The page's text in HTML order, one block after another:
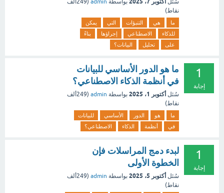
سُئل بواسطة admin
(249ألف
نقاط)
ما هي التنبؤات التي
يمكن
للذكاء
الاصطناعي إجراؤها
بناءً
على
تحليل البيانات؟
1
إجابة
ما هو الدور الأساسي للبيانات
في أنظمة الذكاء الاصطناعي؟
سُئل أكتوبر 1، 2025 بواسطة admin
(249ألف
نقاط)
ما هو الدور الأساسي
للبيانات
في
أنظمة الذكاء الاصطناعي؟
1
إجابة
لبدء دمج المراسلات فإن
الخطوة الأولى
سُئل أكتوبر 5، 2025 بواسطة admin
(249ألف
نقاط)